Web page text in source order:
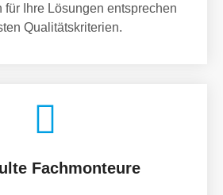
Ihre Lösungen entsprechen
Qualitätskriterien.
Fachmonteure